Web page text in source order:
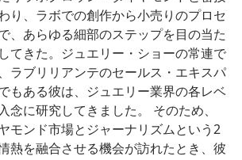
り、ラボでの創作から小売りのプロセ
、あらゆる細部のステップを目の当た
てきた。ジュエリー・ショーの常連で
ラブリリアンテのセールス・エキスパ
もある彼は、ジュエリー業界の各レベ
念に研究してきました。 そのため、
モンド市場とジャーナリズムという2
熱を融合させる機会が訪れたとき、彼